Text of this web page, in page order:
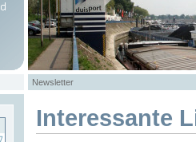
Newsletter
Interessante